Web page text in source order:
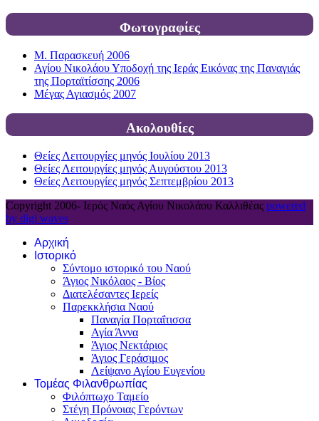
Φωτογραφίες
Μ. Παρασκευή 2006
Αγίου Νικολάου Υποδοχή της Ιεράς Εικόνας της Παναγιάς
της Πορταϊτίσσης 2006
Μέγας Αγιασμός 2007
Ακολουθίες
Θείες Λειτουργίες μηνός Ιουλίου 2013
Θείες Λειτουργίες μηνός Αυγούστου 2013
Θείες Λειτουργίες μηνός Σεπτεμβρίου 2013
Copyright 2006- Ιερός Ναός Αγίου Νικολάου Καλλιθέας powered
by digi waves
Αρχική
Ιστορικό
Σύντομο ιστορικό του Ναού
Άγιος Νικόλαος - Βίος
Διατελέσαντες Ιερείς
Παρεκκλήσια Ναού
Παναγία Πορταΐτισσα
Αγία Άννα
Άγιος Νεκτάριος
Άγιος Γεράσιμος
Λείψανο Αγίου Ευγενίου
Τομέας Φιλανθρωπίας
Φιλόπτωχο Ταμείο
Στέγη Πρόνοιας Γερόντων